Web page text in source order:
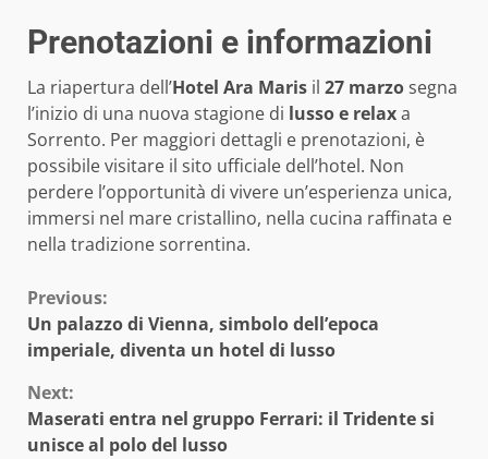
Prenotazioni e informazioni
La riapertura dell’Hotel Ara Maris il 27 marzosegna
l’inizio di una nuova stagione di lusso e relaxa
Sorrento. Per maggiori dettagli e prenotazioni, è
possibile visitare il sito ufficiale dell’hotel. Non
perdere l’opportunità di vivere un’esperienza unica,
immersi nel mare cristallino, nella cucina raffinata e
nella tradizione sorrentina.
Continue
Reading
Previous:
Un palazzo di Vienna, simbolo dell’epoca
imperiale, diventa un hotel di lusso
Next:
Maserati entra nel gruppo Ferrari: il Tridente si
unisce al polo del lusso